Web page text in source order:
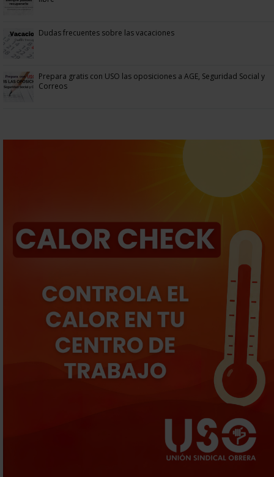
Dudas frecuentes sobre las vacaciones
Prepara gratis con USO las oposiciones a AGE, Seguridad Social y
Correos